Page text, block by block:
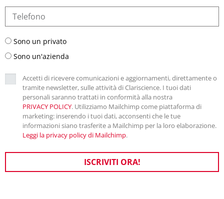
Sono un privato
Sono un'azienda
Accetti di ricevere comunicazioni e aggiornamenti, direttamente o
tramite newsletter, sulle attività di Clariscience. I tuoi dati
personali saranno trattati in conformità alla nostra
PRIVACY POLICY. Utilizziamo Mailchimp come piattaforma di
marketing: inserendo i tuoi dati, acconsenti che le tue
informazioni siano trasferite a Mailchimp per la loro elaborazione.
Leggi la privacy policy di Mailchimp.
ISCRIVITI ORA!